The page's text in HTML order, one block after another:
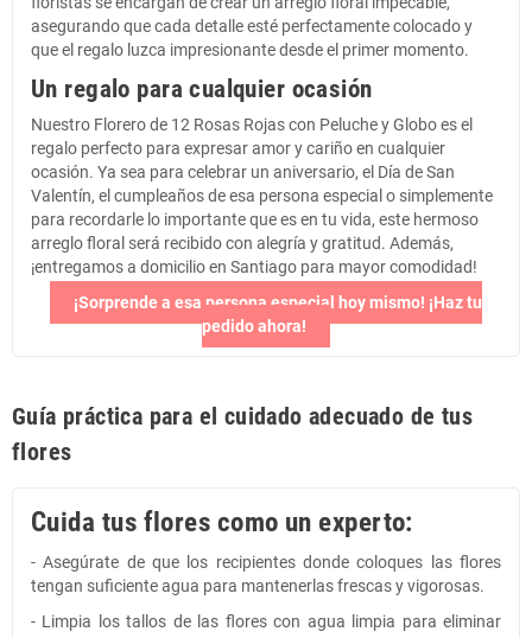
asegurando que cada detalle esté perfectamente colocado y
que el regalo luzca impresionante desde el primer momento.
Un regalo para cualquier ocasión
Nuestro Florero de 12 Rosas Rojas con Peluche y Globo es el
regalo perfecto para expresar amor y cariño en cualquier
ocasión. Ya sea para celebrar un aniversario, el Día de San
Valentín, el cumpleaños de esa persona especial o simplemente
para recordarle lo importante que es en tu vida, este hermoso
arreglo floral será recibido con alegría y gratitud. Además,
¡entregamos a domicilio en Santiago para mayor comodidad!
¡Sorprende a esa persona especial hoy mismo! ¡Haz tu
pedido ahora!
Guía práctica para el cuidado adecuado de tus
flores
Cuida tus flores como un experto:
- Asegúrate de que los recipientes donde coloques las flores
tengan suficiente agua para mantenerlas frescas y vigorosas.
- Limpia los tallos de las flores con agua limpia para eliminar